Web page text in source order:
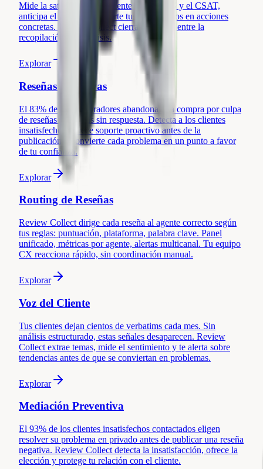
Mide la satisfacción del cliente con el NPS y el CSAT,
anticipa el churn y convierte tus comentarios en acciones
concretas. Review Collect cierra el círculo entre la
recopilación y el análisis.
Explorar
Reseñas Negativas
El 83% de los compradores abandona una compra por culpa
de reseñas negativas sin respuesta. Detecta a los clientes
insatisfechos, ofrece soporte proactivo antes de la
publicación y convierte cada problema en un punto a favor
de tu confianza.
Explorar
Routing de Reseñas
Review Collect dirige cada reseña al agente correcto según
tus reglas: puntuación, plataforma, palabra clave. Panel
unificado, métricas por agente, alertas multicanal. Tu equipo
CX reacciona rápido, sin coordinación manual.
Explorar
Voz del Cliente
Tus clientes dejan cientos de verbatims cada mes. Sin
análisis estructurado, estas señales desaparecen. Review
Collect extrae temas, mide el sentimiento y te alerta sobre
tendencias antes de que se conviertan en problemas.
Explorar
Mediación Preventiva
El 93% de los clientes insatisfechos contactados eligen
resolver su problema en privado antes de publicar una reseña
negativa. Review Collect detecta la insatisfacción, ofrece la
elección y protege tu relación con el cliente.